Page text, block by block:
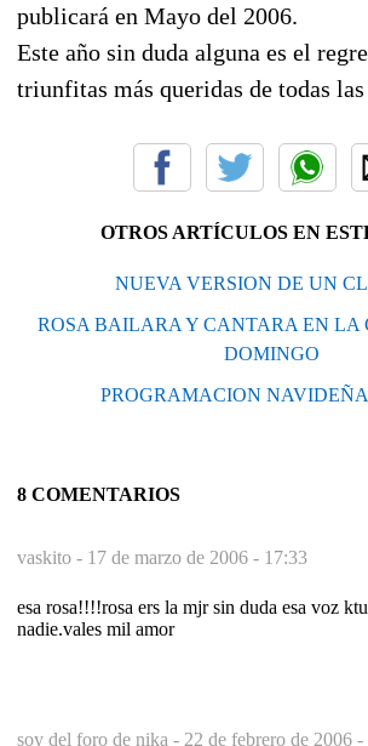
publicará en Mayo del 2006.
Este año sin duda alguna es el
triunfitas más queridas de todas
OTROS ARTÍCULOS EN
NUEVA VERSION DE UN
ROSA BAILARA Y CANTARA EN LA
DOMINGO
PROGRAMACION
8 COMENTARIOS
vaskito - 17 de marzo de 2006 - 17:33
esa rosa!!!!rosa ers la mjr sin duda esa voz
nadie.vales mil amor
soy del foro de nika - 22 de febrero de 2006